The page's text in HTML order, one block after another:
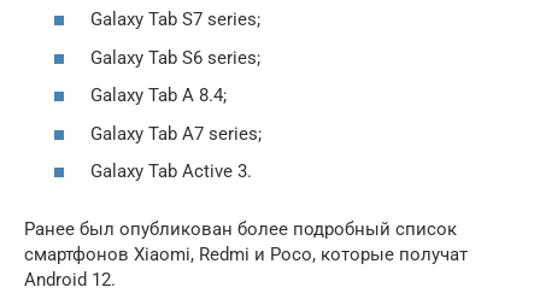
Galaxy Tab S7 series;
Galaxy Tab S6 series;
Galaxy Tab A 8.4;
Galaxy Tab A7 series;
Galaxy Tab Active 3.
Ранее был опубликован более подробный список
смартфонов Xiaomi, Redmi и Poco, которые получат
Android 12.